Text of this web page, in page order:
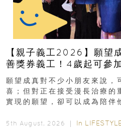
【親子義工2026】願望
善獎券義工！4歲起可參
新界
願望成真對不少小朋友來說，
喜；但對正在接受漫長治療的
實現的願望，卻可以成為陪伴
5th August, 2026 ｜ In LIFESTYLE